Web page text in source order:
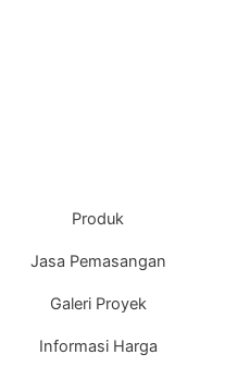
Produk
Jasa Pemasangan
Galeri Proyek
Informasi Harga